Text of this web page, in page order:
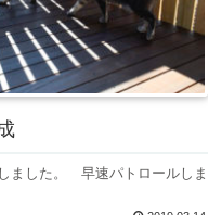
ました。 早速パトロールしま